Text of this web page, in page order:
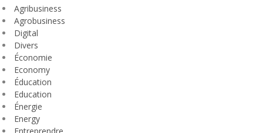
Agribusiness
Agrobusiness
Digital
Divers
Économie
Economy
Éducation
Education
Énergie
Energy